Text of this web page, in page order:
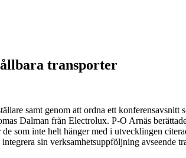
transporter
samt genom att ordna ett
Dalman från Electrolux. P-O Arnäs
som inte helt hänger med i utvecklingen
sin verksamhetsuppföljning avseende